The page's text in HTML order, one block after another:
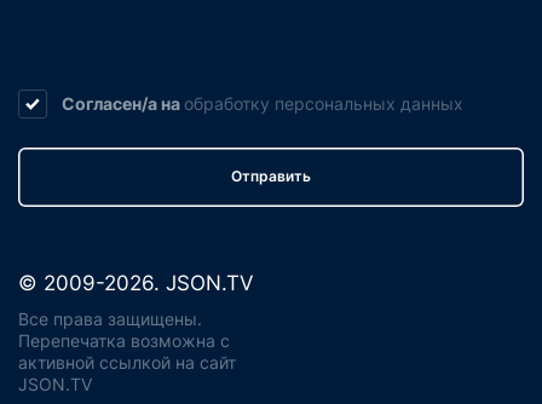
Согласен/а на обработку персональных данных
Отправить
© 2009-2026. JSON.TV
Все права защищены.
Перепечатка возможна с
активной ссылкой на сайт
JSON.TV